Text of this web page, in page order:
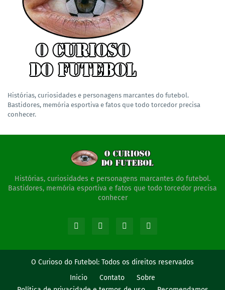
Histórias, curiosidades e personagens marcantes do futebol.
Bastidores, memória esportiva e fatos que todo torcedor precisa
conhecer.
Histórias, curiosidades e personagens marcantes do futebol.
Bastidores, memória esportiva e fatos que todo torcedor precisa
conhecer
O Curioso do Futebol: Todos os direitos reservados
Inicio
Contato
Sobre